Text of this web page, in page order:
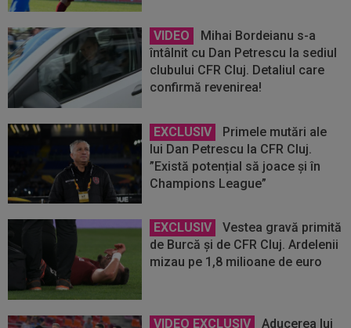
VIDEO
Mihai Bordeianu s-a
întâlnit cu Dan Petrescu la sediul
clubului CFR Cluj. Detaliul care
confirmă revenirea!
EXCLUSIV
Primele mutări ale
lui Dan Petrescu la CFR Cluj.
”Există potențial să joace și în
Champions League”
EXCLUSIV
Vestea gravă primită
de Burcă şi de CFR Cluj. Ardelenii
mizau pe 1,8 milioane de euro
VIDEO EXCLUSIV
Aducerea lui